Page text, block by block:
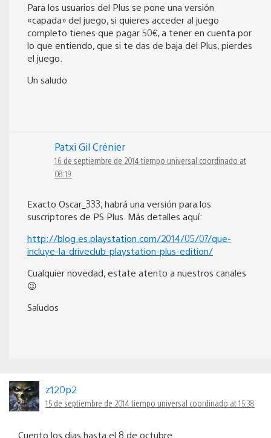
Para los usuarios del Plus se pone una versión
«capada» del juego, si quieres acceder al juego
completo tienes que pagar 50€, a tener en cuenta por
lo que entiendo, que si te das de baja del Plus, pierdes
el juego.
Un saludo
Patxi Gil Crénier
16 de septiembre de 2014 tiempo universal coordinado at
08:19
Exacto Oscar_333, habrá una versión para los
suscriptores de PS Plus. Más detalles aquí:
http://blog.es.playstation.com/2014/05/07/que-
incluye-la-driveclub-playstation-plus-edition/
Cualquier novedad, estate atento a nuestros canales
😉
Saludos
z120p2
15 de septiembre de 2014 tiempo universal coordinado at 15:38
Cuento los dias hasta el 8 de octubre